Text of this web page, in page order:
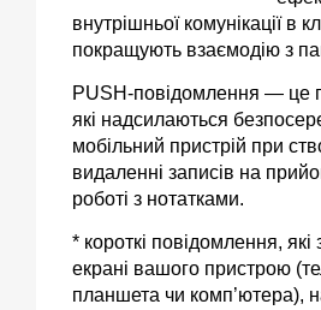
внутрішньої комунікації в
покращують взаємодію з
PUSH-повідомлення — це
які надсилаються
мобільний пристрій при
видаленні записів на
роботі з нотатками.
* короткі повідомлення, які
екрані вашого пристрою
планшета чи комп’ютера),